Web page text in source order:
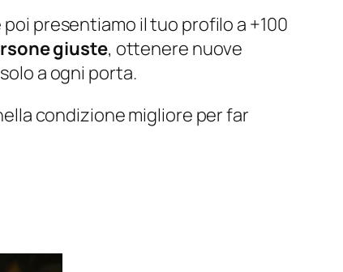
presentiamo il tuo profilo a +100
giuste, ottenere nuove
a ogni porta.
condizione migliore per far